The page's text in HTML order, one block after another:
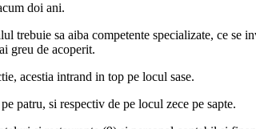
doi ani.
sa aiba competente specializate, ce
greu de acoperit.
acestia intrand in top pe locul sase.
patru, si respectiv de pe locul zece pe sapte.